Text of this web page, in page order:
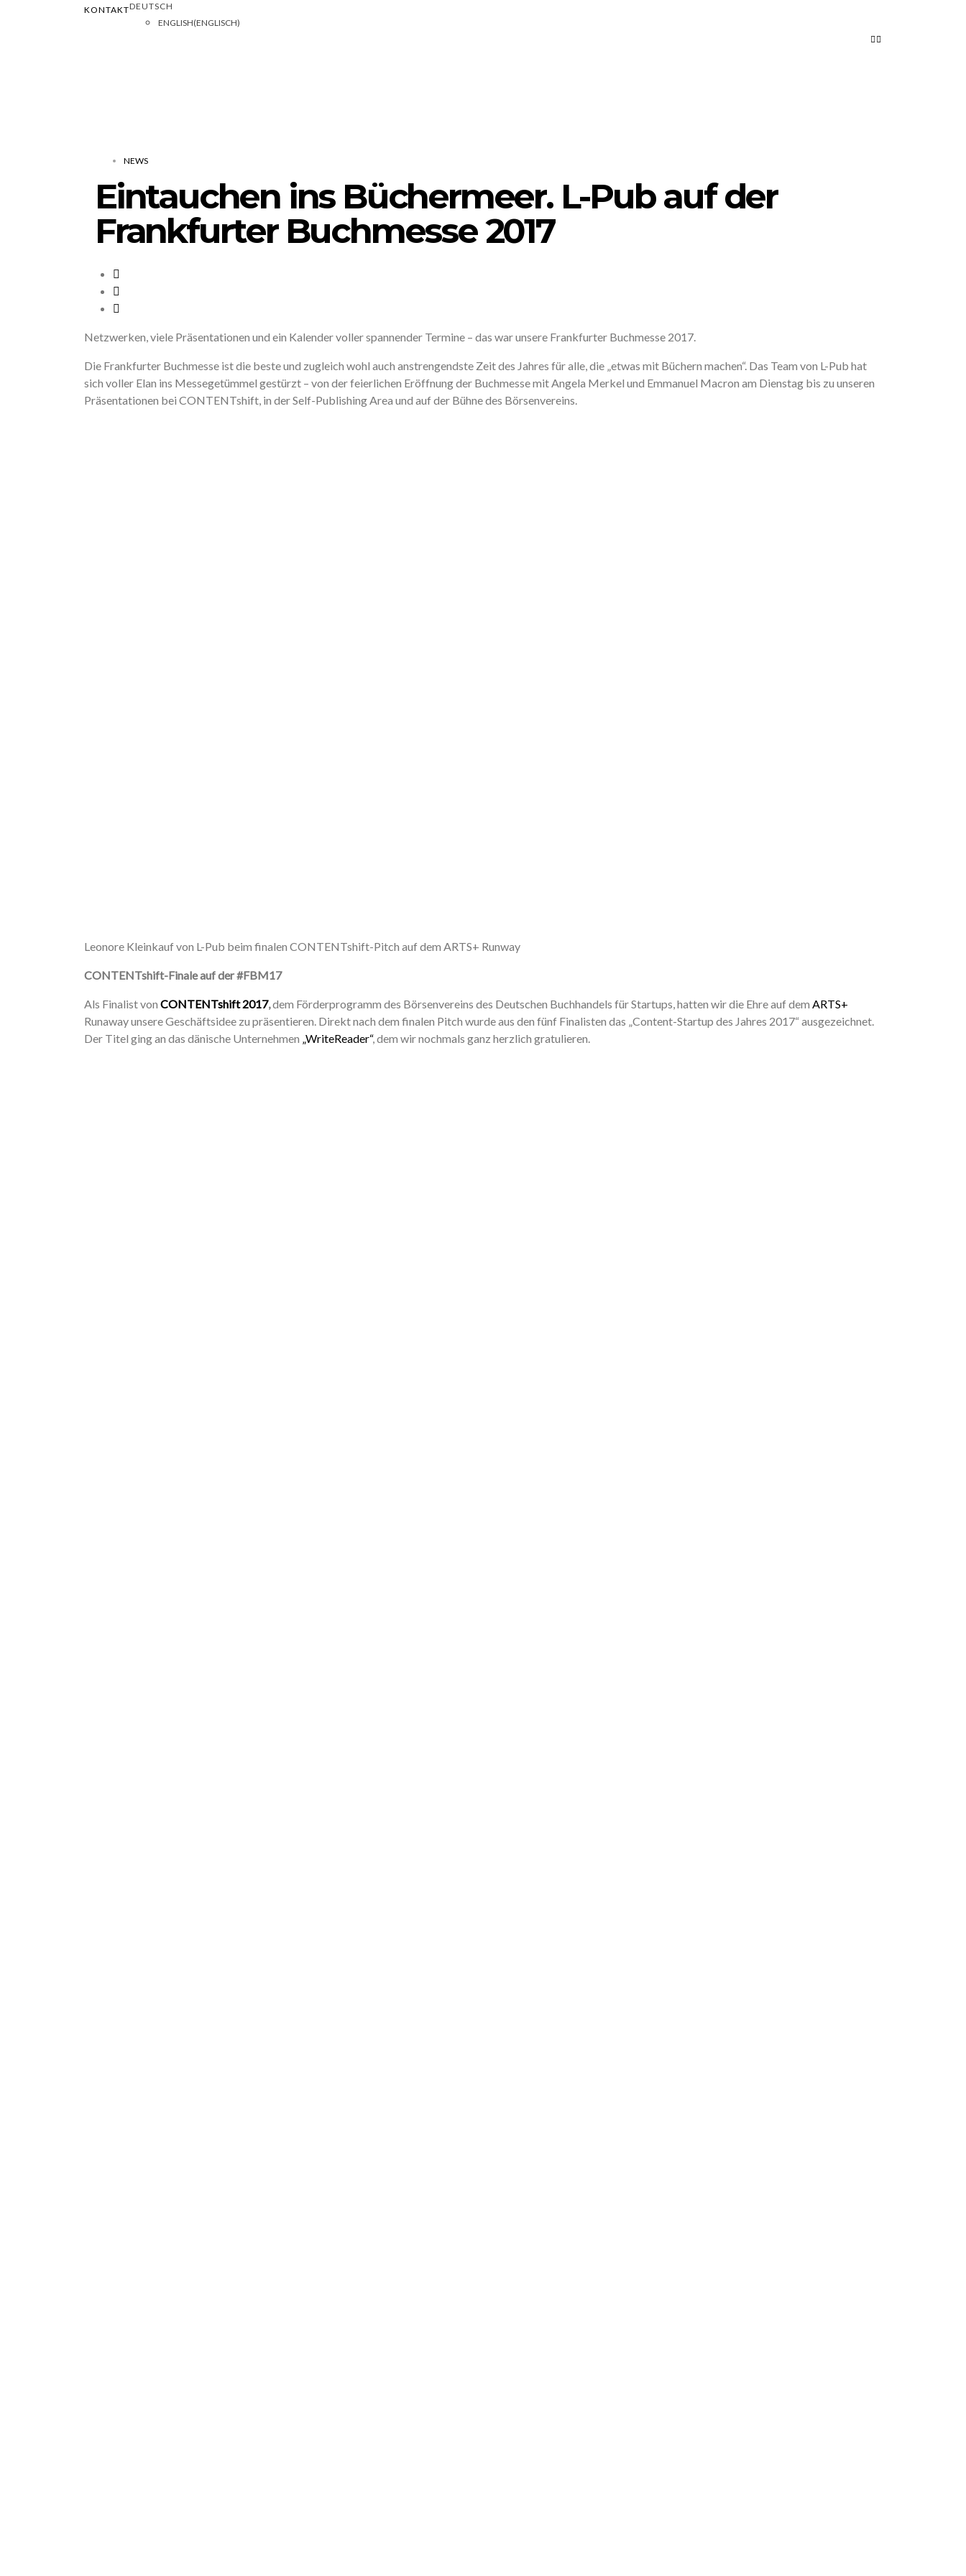
KONTAKTDEUTSCH
ENGLISH(ENGLISCH)
NEWS
Eintauchen ins Büchermeer. L-Pub auf der
Frankfurter Buchmesse 2017
Netzwerken, viele Präsentationen und ein Kalender voller spannender Termine – das war unsere Frankfurter Buchmesse 2017.
Die Frankfurter Buchmesse ist die beste und zugleich wohl auch anstrengendste Zeit des Jahres für alle, die „etwas mit Büchern machen“. Das Team von L-Pub hat
sich voller Elan ins Messegetümmel gestürzt – von der feierlichen Eröffnung der Buchmesse mit Angela Merkel und Emmanuel Macron am Dienstag bis zu unseren
Präsentationen bei CONTENTshift, in der Self-Publishing Area und auf der Bühne des Börsenvereins.
Leonore Kleinkauf von L-Pub beim finalen CONTENTshift-Pitch auf dem ARTS+ Runway
CONTENTshift-Finale auf der #FBM17
Als Finalist von CONTENTshift 2017,dem Förderprogramm des Börsenvereins des Deutschen Buchhandels für Startups, hatten wir die Ehre auf dem ARTS+
Runaway unsere Geschäftsidee zu präsentieren. Direkt nach dem finalen Pitch wurde aus den fünf Finalisten das „Content-Startup des Jahres 2017“ ausgezeichnet.
Der Titel ging an das dänische Unternehmen „WriteReader“, dem wir nochmals ganz herzlich gratulieren.